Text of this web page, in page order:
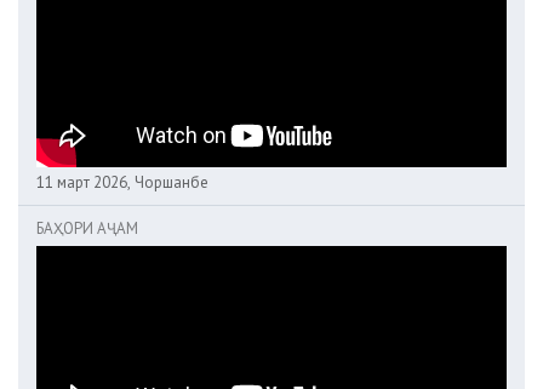
11 март 2026, Чоршанбе
БАҲОРИ АҶАМ